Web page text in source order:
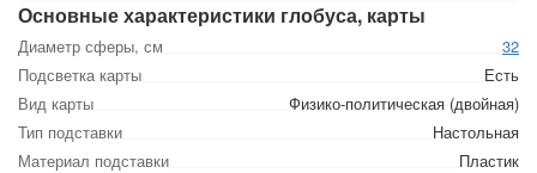
Основные характеристики глобуса, карты
Диаметр сферы, см
32
Подсветка карты
Есть
Вид карты
Физико-политическая (двойная)
Тип подставки
Настольная
Материал подставки
Пластик